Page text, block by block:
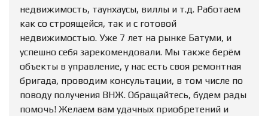
недвижимость, таунхаусы, виллы и т.д. Работаем
как со строящейся, так и с готовой
недвижимостью. Уже 7 лет на рынке Батуми, и
успешно себя зарекомендовали. Мы также берём
объекты в управление, у нас есть своя ремонтная
бригада, проводим консультации, в том числе по
поводу получения ВНЖ. Обращайтесь, будем рады
помочь! Желаем вам удачных приобретений и